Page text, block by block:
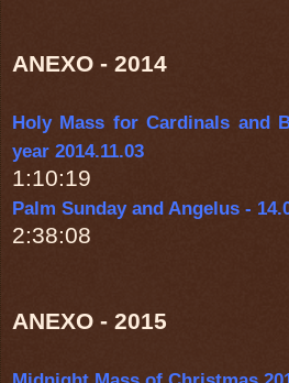
ANEXO - 2014
Holy Mass for Cardinals and
year 2014.11.03
1:10:19
Palm Sunday and Angelus -
2:38:08
ANEXO - 2015